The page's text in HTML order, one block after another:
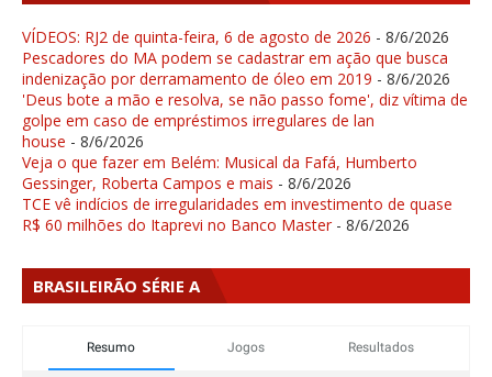
VÍDEOS: RJ2 de quinta-feira, 6 de agosto de 2026 - 8/6/2026
Pescadores do MA podem se cadastrar em ação que busca
indenização por derramamento de óleo em 2019 - 8/6/2026
'Deus bote a mão e resolva, se não passo fome', diz vítima de
golpe em caso de empréstimos irregulares de lan
house - 8/6/2026
Veja o que fazer em Belém: Musical da Fafá, Humberto
Gessinger, Roberta Campos e mais - 8/6/2026
TCE vê indícios de irregularidades em investimento de quase
R$ 60 milhões do Itaprevi no Banco Master - 8/6/2026
BRASILEIRÃO SÉRIE A
Resumo Jogos Resultados